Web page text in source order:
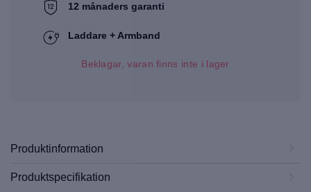
12 månaders garanti
Laddare + Armband
Beklagar, varan finns inte i lager
Produktinformation
Produktspecifikation